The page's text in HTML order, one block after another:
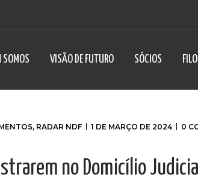
SOMOS VISÃO DE FUTURO SÓCIOS
, RADAR NDF 1 DE MARÇO DE 2024 0
no Domicílio